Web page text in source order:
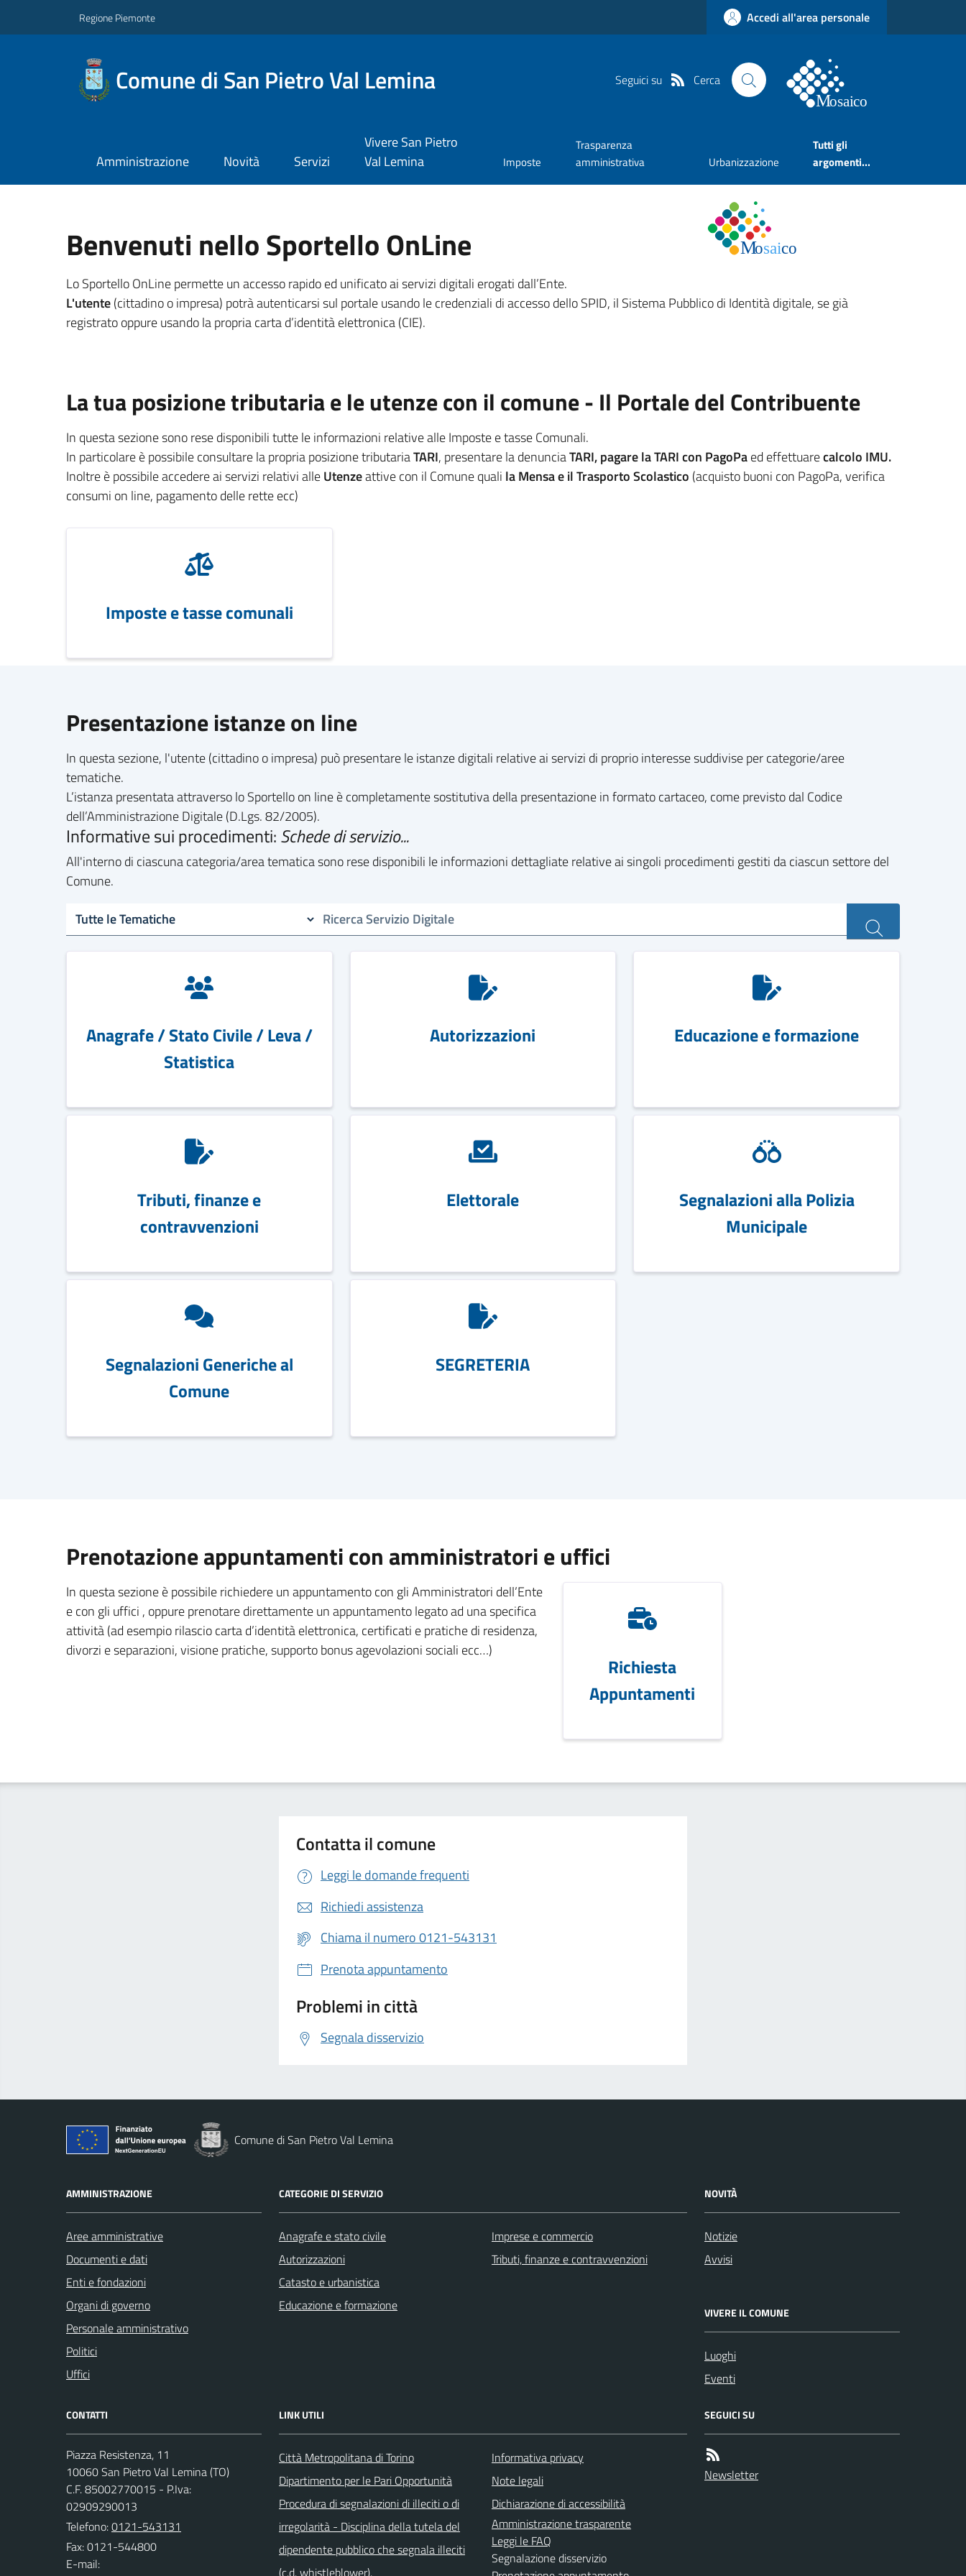
Regione Piemonte Accedi all'area personale
Comune di San Pietro Val Lemina Seguici su Cerca
Amministrazione Novità Servizi
Vivere San Pietro
Val Lemina
Imposte
Trasparenza
amministrativa
Urbanizzazione
Tutti gli
argomenti...
Benvenuti nello Sportello OnLine
Lo Sportello OnLine permette un accesso rapido ed unificato ai servizi digitali erogati dall’Ente.
L'utente(cittadino o impresa) potrà autenticarsi sul portale usando le credenziali di accesso dello SPID, il Sistema Pubblico di Identità digitale, se già
registrato oppure usando la propria carta d’identità elettronica (CIE).
La tua posizione tributaria e le utenze con il comune - Il Portale del Contribuente
In questa sezione sono rese disponibili tutte le informazioni relative alle Imposte e tasse Comunali.
In particolare è possibile consultare la propria posizione tributariaTARI, presentare la denunciaTARI, pagare la TARI con PagoPaed effettuarecalcolo IMU.
Inoltre è possibile accedere ai servizi relativi alleUtenzeattive con il Comune quali la Mensa e il Trasporto Scolastico (acquisto buoni con PagoPa, verifica
consumi on line, pagamento delle rette ecc)
Imposte e tasse comunali
Presentazione istanze on line
In questa sezione, l'utente (cittadino o impresa) può presentare le istanze digitali relative ai servizi di proprio interesse suddivise per categorie/aree
tematiche.
L’istanza presentata attraverso lo Sportello on line è completamente sostitutiva della presentazione in formato cartaceo, come previsto dal Codice
dell’Amministrazione Digitale (D.Lgs. 82/2005).
Informative sui procedimenti:Schede di servizio...
All'interno di ciascuna categoria/area tematica sono rese disponibili le informazioni dettagliate relative ai singoli procedimenti gestiti da ciascun settore del
Comune.
Anagrafe / Stato Civile / Leva /
Statistica
Autorizzazioni Educazione e formazione
Tributi, finanze e
contravvenzioni
Elettorale
Segnalazioni alla Polizia
Municipale
Segnalazioni Generiche al
Comune
SEGRETERIA
Prenotazione appuntamenti con amministratori e uffici
In questa sezione è possibile richiedere un appuntamento con gli Amministratori dell’Ente
e con gli uffici , oppure prenotare direttamente un appuntamento legato ad una specifica
attività (ad esempio rilascio carta d’identità elettronica, certificati e pratiche di residenza,
divorzi e separazioni, visione pratiche, supporto bonus agevolazioni sociali ecc…)
Richiesta
Appuntamenti
Contatta il comune
Leggi le domande frequenti
Richiedi assistenza
Chiama il numero 0121-543131
Prenota appuntamento
Problemi in città
Segnala disservizio
Comune di San Pietro Val Lemina
AMMINISTRAZIONE
Aree amministrative
Documenti e dati
Enti e fondazioni
Organi di governo
Personale amministrativo
Politici
Uffici
CATEGORIE DI SERVIZIO
Anagrafe e stato civile
Autorizzazioni
Catasto e urbanistica
Educazione e formazione
Imprese e commercio
Tributi, finanze e contravvenzioni
NOVITÀ
Notizie
Avvisi
VIVERE IL COMUNE
Luoghi
Eventi
CONTATTI
Piazza Resistenza, 11
10060 San Pietro Val Lemina (TO)
C.F. 85002770015 - P.Iva:
02909290013
Telefono:0121-543131
Fax: 0121-544800
E-mail:
LINK UTILI
Città Metropolitana di Torino
Dipartimento per le Pari Opportunità
Procedura di segnalazioni di illeciti o di
irregolarità - Disciplina della tutela del
dipendente pubblico che segnala illeciti
(c.d. whistleblower).
Informativa privacy
Note legali
Dichiarazione di accessibilità
Amministrazione trasparente
Leggi le FAQ
Segnalazione disservizio
SEGUICI SU
Newsletter